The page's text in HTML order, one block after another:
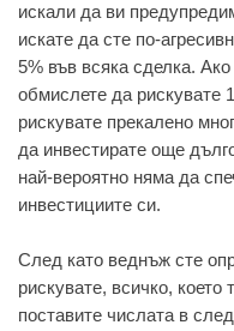
искали да ви
искате да сте по-
5% във всяка сделка.
обмислете да рискувате
рискувате прекалено
да инвестирате още
най-вероятно няма да
инвестициите си.
След като веднъж сте
рискувате, всичко,
поставите числата в